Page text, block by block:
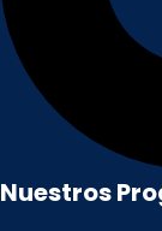
Nuestros